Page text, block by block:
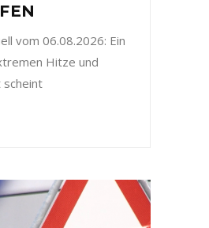
vom 06.08.2026: Ein
Hitze und
scheint